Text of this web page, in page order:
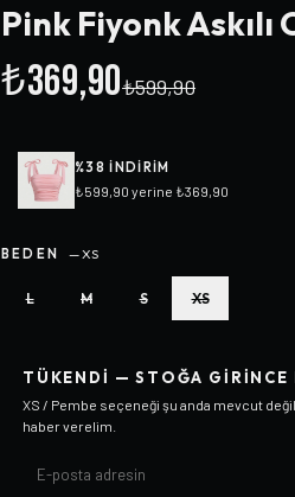
Pink Fiyonk Askılı
₺369,90₺599,90
%38 INDIRIM
₺599,90 yerine ₺369,90
BEDEN —XS
L M S XS
TÜKENDI — STOĞA GIRINCE
XS / Pembe seçeneği şu anda mevcut
haber verelim.